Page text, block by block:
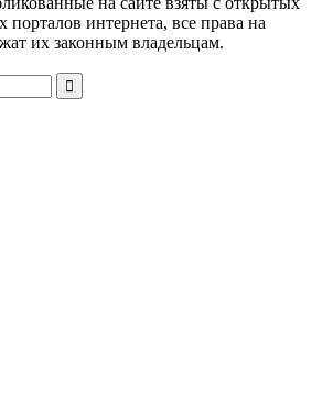
порталов интернета, все права на
их законным владельцам.